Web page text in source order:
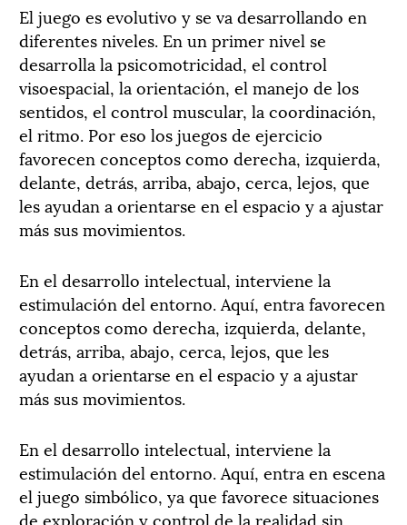
El juego es evolutivo y se va desarrollando en
diferentes niveles. En un primer nivel se
desarrolla la psicomotricidad, el control
visoespacial, la orientación, el manejo de los
sentidos, el control muscular, la coordinación,
el ritmo. Por eso los juegos de ejercicio
favorecen conceptos como derecha, izquierda,
delante, detrás, arriba, abajo, cerca, lejos, que
les ayudan a orientarse en el espacio y a ajustar
más sus movimientos.
En el desarrollo intelectual, interviene la
estimulación del entorno. Aquí, entra favorecen
conceptos como derecha, izquierda, delante,
detrás, arriba, abajo, cerca, lejos, que les
ayudan a orientarse en el espacio y a ajustar
más sus movimientos.
En el desarrollo intelectual, interviene la
estimulación del entorno. Aquí, entra en escena
el juego simbólico, ya que favorece situaciones
de exploración y control de la realidad sin